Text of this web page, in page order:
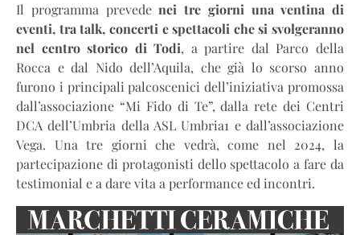
Il programma prevedenei tre giorni una ventina di
eventi, tra talk, concerti e spettacoli che si svolgeranno
nel centro storico di Todi, a partire dal Parco della
Rocca e dal Nido dell’Aquila, che già lo scorso anno
furono i principali palcoscenici dell’iniziativa promossa
dall’associazione “Mi Fido di Te”, dalla rete dei Centri
DCA dell’Umbria della ASL Umbria1 e dall’associazione
Vega. Una tre giorni che vedrà, come nel 2024, la
partecipazione di protagonisti dello spettacolo a fare da
testimonial e a dare vita a performance ed incontri.